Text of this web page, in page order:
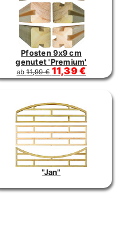
Pfosten 9x9 cm
genutet 'Premium'
ab11,99 € 11,39 €
"Jan"